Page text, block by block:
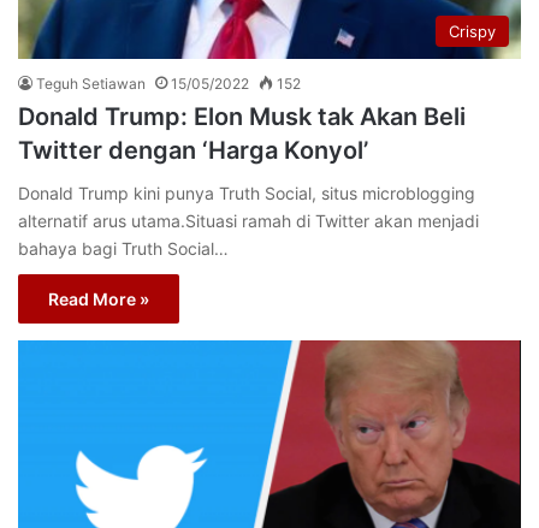
Crispy
Teguh Setiawan 15/05/2022 152
Donald Trump: Elon Musk tak Akan Beli
Twitter dengan ‘Harga Konyol’
Donald Trump kini punya Truth Social, situs microblogging
alternatif arus utama.Situasi ramah di Twitter akan menjadi
bahaya bagi Truth Social…
Read More »